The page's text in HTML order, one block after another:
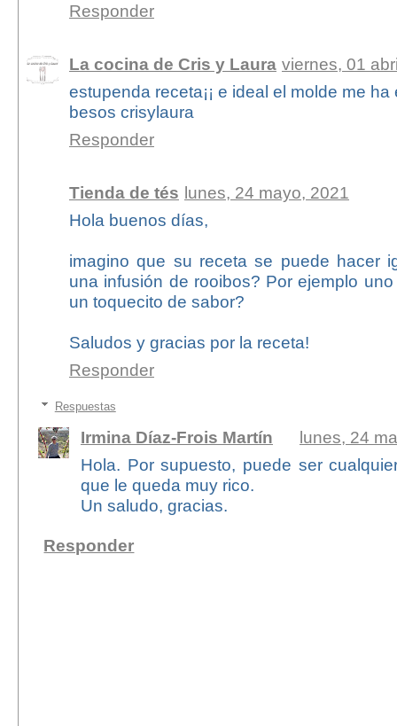
Responder
La cocina de Cris y Laura viernes, 01
estupenda receta¡¡ e ideal el molde me ha
besos crisylaura
Responder
Tienda de tés lunes, 24 mayo, 2021
Hola buenos días,
imagino que su receta se puede hacer
una infusión de rooibos? Por ejemplo
un toquecito de sabor?
Saludos y gracias por la receta!
Responder
Respuestas
Irmina Díaz-Frois Martín
lunes, 24
Hola. Por supuesto, puede ser
que le queda muy rico.
Un saludo, gracias.
Responder